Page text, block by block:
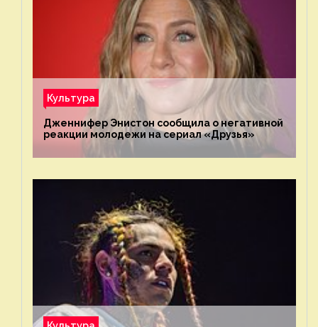
Культура
Дженнифер Энистон сообщила о негативной
реакции молодежи на сериал «Друзья»